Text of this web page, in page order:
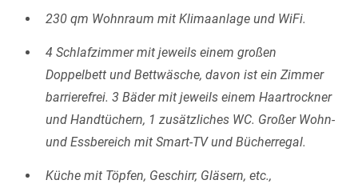
230 qm Wohnraum mit Klimaanlage und WiFi.
4 Schlafzimmer mit jeweils einem großen
Doppelbett und Bettwäsche, davon ist ein Zimmer
barrierefrei. 3 Bäder mit jeweils einem Haartrockner
und Handtüchern, 1 zusätzliches WC. Großer Wohn-
und Essbereich mit Smart-TV und Bücherregal.
Küche mit Töpfen, Geschirr, Gläsern, etc.,